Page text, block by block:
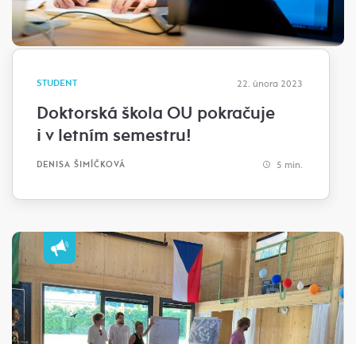
STUDENT 22. února 2023
Doktorská škola OU pokračuje
i v letním semestru!
DENISA ŠIMÍČKOVÁ 5 min.